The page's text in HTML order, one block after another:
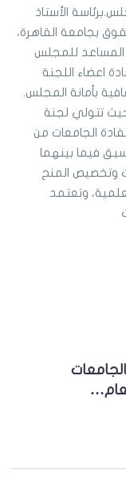
أمانة المجلس.برئاسة الأستاذ
بجامعة القاهرة،
المساعد للمجلس
اعضاء اللجنة
بأمانة المجلس.
حيث تتولي لجنة
الجامعات من
فيما بينهما
وتخصيص المنح
وتعتمد